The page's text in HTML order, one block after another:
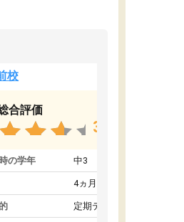
校
合評価
3.8
の学年 中3
4ヵ月～1年未満
定期テスト対策